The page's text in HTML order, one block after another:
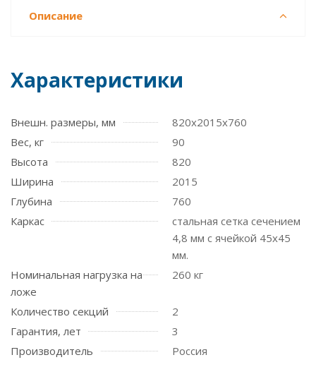
Описание
Характеристики
Внешн. размеры, мм
820x2015x760
Вес, кг
90
Высота
820
Ширина
2015
Глубина
760
Каркас
стальная сетка сечением
4,8 мм с ячейкой 45х45
мм.
Номинальная нагрузка на
ложе
260 кг
Количество секций
2
Гарантия, лет
3
Производитель
Россия